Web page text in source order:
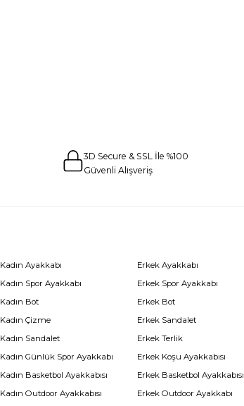
3D Secure & SSL İle %100
Güvenli Alışveriş
Kadın Ayakkabı
Kadın Spor Ayakkabı
Kadın Bot
Kadın Çizme
Kadın Sandalet
Kadın Günlük Spor Ayakkabı
Kadın Basketbol Ayakkabısı
Kadın Outdoor Ayakkabısı
Erkek Ayakkabı
Erkek Spor Ayakkabı
Erkek Bot
Erkek Sandalet
Erkek Terlik
Erkek Koşu Ayakkabısı
Erkek Basketbol Ayakkabısı
Erkek Outdoor Ayakkabı